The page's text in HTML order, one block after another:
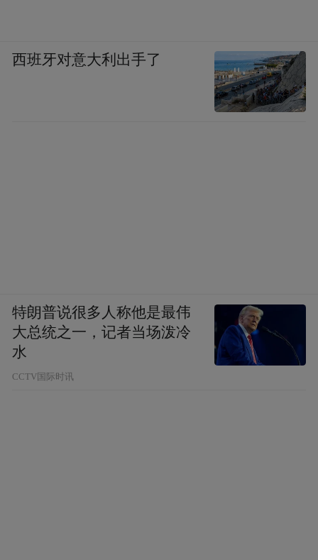
西班牙对意大利出手了
特朗普说很多人称他是最伟
大总统之一，记者当场泼冷
水
CCTV国际时讯